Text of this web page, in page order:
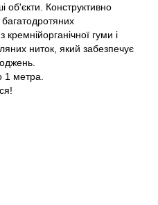
об'єкти. Конструктивно
багатодротяних
кремнійорганічної гуми і
ниток, який забезпечує
1 метра.